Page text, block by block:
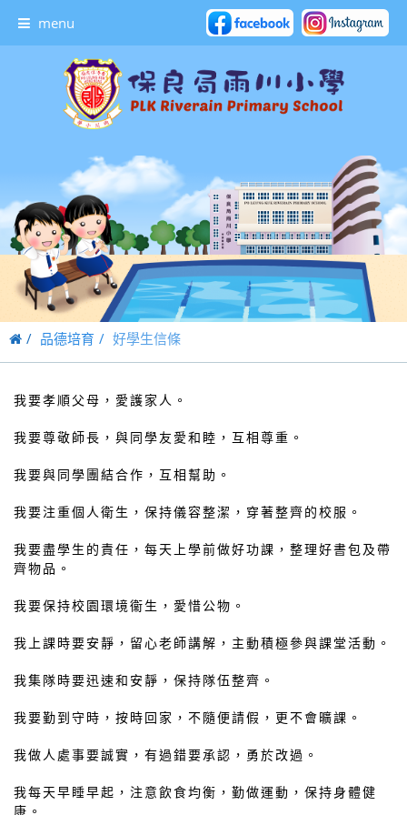
menu
品德培育 好學生信條
我要孝順父母，愛護家人。
我要尊敬師長，與同學友愛和睦，互相尊重。
我要與同學團結合作，互相幫助。
我要注重個人衛生，保持儀容整潔，穿著整齊的校服。
我要盡學生的責任，每天上學前做好功課，整理好書包及帶
齊物品。
我要保持校園環境衞生，愛惜公物。
我上課時要安靜，留心老師講解，主動積極參與課堂活動。
我集隊時要迅速和安靜，保持隊伍整齊。
我要勤到守時，按時回家，不隨便請假，更不會曠課。
我做人處事要誠實，有過錯要承認，勇於改過。
我每天早睡早起，注意飲食均衡，勤做運動，保持身體健
康。